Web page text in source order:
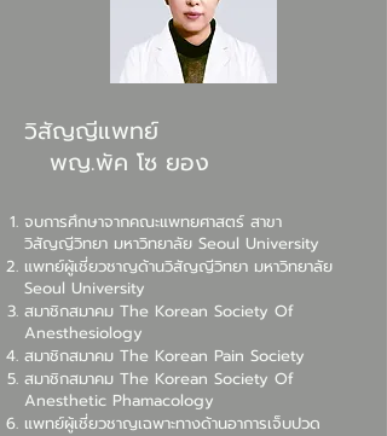
วิสัญญีแพทย์
พญ.พัค โซ ยอง
จบการศึกษาจากคณะแพทยศาสตร์ สาขา
วิสัญญีวิทยา มหาวิทยาลัย Seoul University
แพทย์ผู้เชี่ยวชาญด้านวิสัญญีวิทยา มหาวิทยาลัย
Seoul University
สมาชิกสมาคม The Korean Society Of
Anesthesiology
สมาชิกสมาคม The Korean Pain Society
สมาชิกสมาคม The Korean Society Of
Anesthetic Phamacology
แพทย์ผู้เชี่ยวชาญเฉพาะทางด้านอาการเจ็บปวด